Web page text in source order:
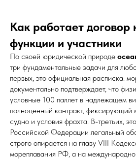
Как работает договор
функции и участники
По своей юридической природе
три фундаментальные задачи для
первых, это официальная расписка:
документально подтверждает, что
условные 100 паллет в надлежащем
полноценный контракт, фиксирующий
судно и условия фрахта. В-третьих,
Российской Федерации легальный
строго опирается на главу VIII
мореплавания РФ, а на